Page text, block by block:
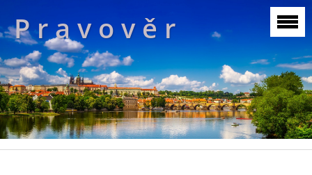
P r a v o v ě r